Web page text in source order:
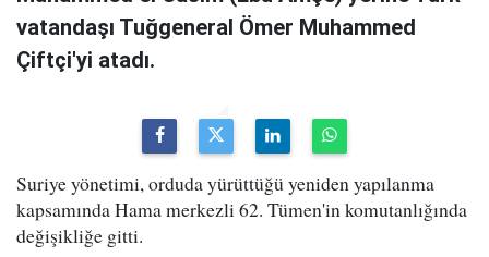
vatandaşı Tuğgeneral Ömer Muhammed
Çiftçi'yi atadı.
Suriye yönetimi, orduda yürüttüğü yeniden yapılanma
kapsamında Hama merkezli 62. Tümen'in komutanlığında
değişikliğe gitti.